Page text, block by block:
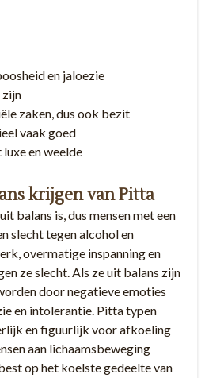
en jaloezie
zijn
zaken, dus ook bezit
vaak goed
en weelde
krijgen van Pitta
balans is, dus mensen met een
slecht tegen alcohol en
overmatige inspanning en
ze slecht. Als ze uit balans zijn
door negatieve emoties
en intolerantie. Pitta typen
en figuurlijk voor afkoeling
aan lichaamsbeweging
op het koelste gedeelte van